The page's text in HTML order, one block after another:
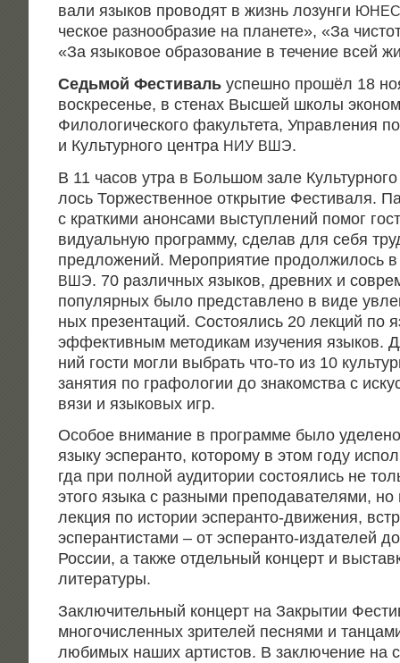
ва­ли язы­ков про­во­дят в жизнь лозун­ги
че­ское раз­но­об­ра­зие на пла­не­те», «За
«За язы­ко­вое обра­зо­ва­ние в тече­ние всей
Седь­мой Фести­вальуспеш­но про­шёл 18
вос­кре­се­нье, в сте­нах Выс­шей шко­лы
Фило­ло­ги­че­ско­го факуль­те­та, Управ­ле­ния
и Куль­тур­но­го цен­тра НИУ ВШЭ.
В 11 часов утра в Боль­шом зале
лось Тор­же­ствен­ное откры­тие Фести­ва­ля.
с крат­ки­ми анон­са­ми выступ­ле­ний помог
ви­ду­аль­ную про­грам­му, сде­лав для себя
пред­ло­же­ний. Меро­при­я­тие про­дол­жи­лось в
ВШЭ. 70 раз­лич­ных язы­ков, древ­них и
попу­ляр­ных было пред­став­ле­но в виде
ных пре­зен­та­ций. Состо­я­лись 20 лек­ций по
эффек­тив­ным мето­ди­кам изу­че­ния язы­ков.
ний гости мог­ли выбрать что-то из 10
заня­тия по гра­фо­ло­гии до зна­ком­ства с
вязи и язы­ко­вых игр.
Осо­бое вни­ма­ние в про­грам­ме было
язы­ку эспе­ран­то, кото­ро­му в этом году
гда при пол­ной ауди­то­рии состо­я­лись не
это­го язы­ка с раз­ны­ми пре­по­да­ва­те­ля­ми,
лек­ция по исто­рии эспе­ран­то-дви­же­ния,
эспе­ран­ти­ста­ми – от эспе­ран­то-изда­те­лей
Рос­сии, а так­же отдель­ный кон­церт и
литературы.
Заклю­чи­тель­ный кон­церт на Закры­тии
мно­го­чис­лен­ных зри­те­лей пес­ня­ми и
люби­мых наших арти­стов. В заклю­че­ние на